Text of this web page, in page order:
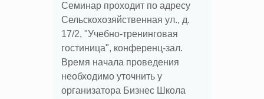
Войти
Регистрация
Семинар проходит по адресу
Сельскохозяйственная ул., д.
17/2, "Учебно-тренинговая
гостиница", конференц-зал.
Время начала проведения
необходимо уточнить у
организатора Бизнес Школа